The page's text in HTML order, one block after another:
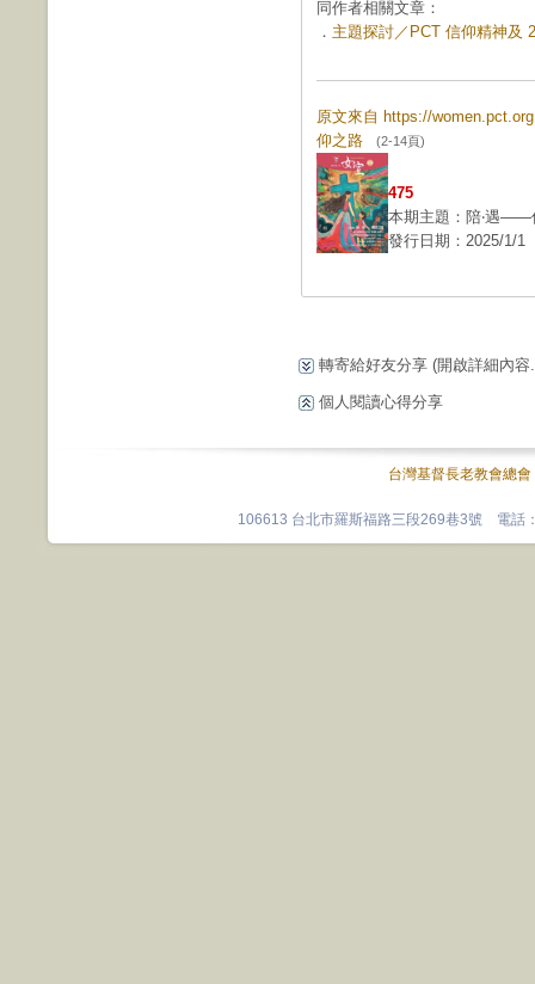
同作者相關文章：
． 主題探討／PCT 信仰精神及
原文來自 https://
仰之路 (2-14頁)
475
本期主題：陪‧遇——
發行日期：2025/1/1
轉寄給好友分享 (開啟詳細內容
個人閱讀心得分享
台灣基督長老教會總會
106613 台北市羅斯福路三段269巷3號 電